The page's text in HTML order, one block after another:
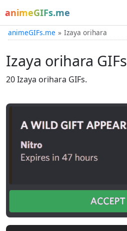
animeGIFs.me
animeGIFs.me Izaya orihara
Izaya orihara GIFs
20 Izaya orihara GIFs.